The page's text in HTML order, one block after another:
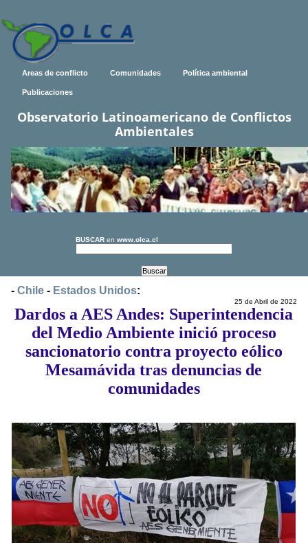
Areas de conflicto Comunidades Política ambiental
Publicaciones
Observatorio Latinoamericano de Conflictos
Ambientales
BUSCAR en www.olca.cl
- Chile - Estados Unidos:
25 de Abril de 2022
Dardos a AES Andes: Superintendencia
del Medio Ambiente inició proceso
sancionatorio contra proyecto eólico
Mesamávida tras denuncias de
comunidades